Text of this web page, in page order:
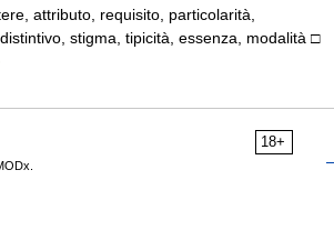
attributo, requisito, particolarità,
stigma, tipicità, essenza, modalità □
18+